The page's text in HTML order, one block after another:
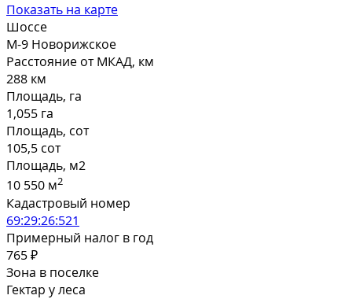
Показать на карте
Шоссе
М-9 Новорижское
Расстояние от МКАД, км
288 км
Площадь, га
1,055 га
Площадь, сот
105,5 сот
Площадь, м2
10 550 м2
Кадастровый номер
69:29:26:521
Примерный налог в год
765 ₽
Зона в поселке
Гектар у леса